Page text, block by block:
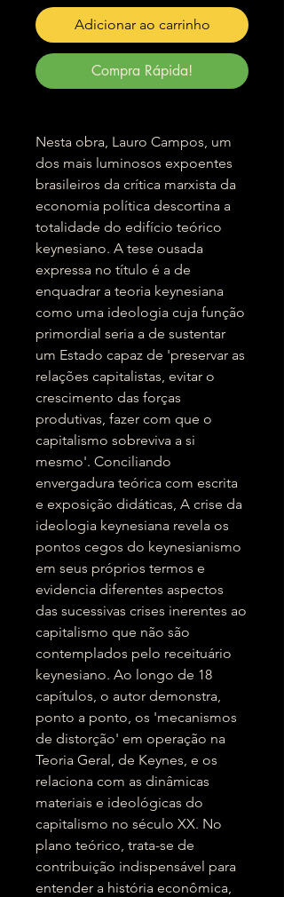
Adicionar ao carrinho
Compra Rápida!
Nesta obra, Lauro Campos, um
dos mais luminosos expoentes
brasileiros da crítica marxista da
economia política descortina a
totalidade do edifício teórico
keynesiano. A tese ousada
expressa no título é a de
enquadrar a teoria keynesiana
como uma ideologia cuja função
primordial seria a de sustentar
um Estado capaz de 'preservar as
relações capitalistas, evitar o
crescimento das forças
produtivas, fazer com que o
capitalismo sobreviva a si
mesmo'. Conciliando
envergadura teórica com escrita
e exposição didáticas, A crise da
ideologia keynesiana revela os
pontos cegos do keynesianismo
em seus próprios termos e
evidencia diferentes aspectos
das sucessivas crises inerentes ao
capitalismo que não são
contemplados pelo receituário
keynesiano. Ao longo de 18
capítulos, o autor demonstra,
ponto a ponto, os 'mecanismos
de distorção' em operação na
Teoria Geral, de Keynes, e os
relaciona com as dinâmicas
materiais e ideológicas do
capitalismo no século XX. No
plano teórico, trata-se de
contribuição indispensável para
entender a história econômica,